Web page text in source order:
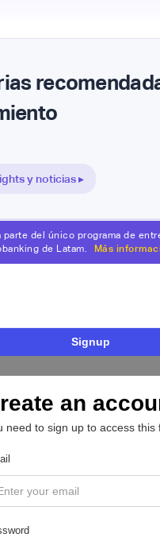
y noticias ▸
parte del único programa de
de Latam.
Más
Signup
an
need to sign up to access this
e IA que
financiero